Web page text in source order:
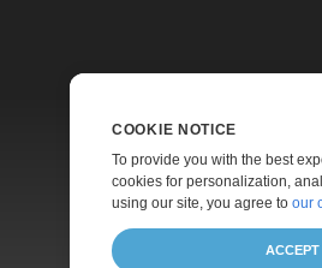
Pricing
Paid Support
About
COOKIE NOTICE
To provide you with the best
cookies for personalization,
using our site, you agree to our
ACCEPT